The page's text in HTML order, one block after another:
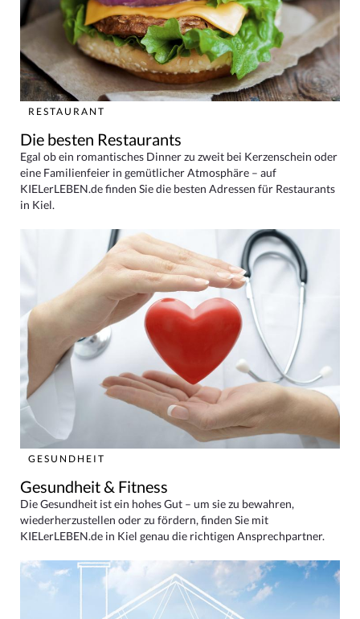
RESTAURANT
Die besten Restaurants
Egal ob ein romantisches Dinner zu zweit bei Kerzenschein oder
eine Familienfeier in gemütlicher Atmosphäre – auf
KIELerLEBEN.de finden Sie die besten Adressen für Restaurants
in Kiel.
GESUNDHEIT
Gesundheit & Fitness
Die Gesundheit ist ein hohes Gut – um sie zu bewahren,
wiederherzustellen oder zu fördern, finden Sie mit
KIELerLEBEN.de in Kiel genau die richtigen Ansprechpartner.